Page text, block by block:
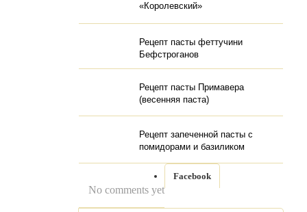
«Королевский»
Рецепт пасты феттучини
Бефстроганов
Рецепт пасты Примавера
(весенняя паста)
Рецепт запеченной пасты с
помидорами и базиликом
No comments yet
Facebook